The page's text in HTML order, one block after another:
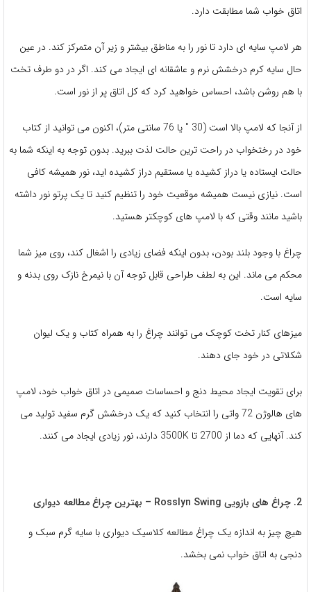
اتاق خواب شما مطابقت دارد.
هر لامپ سایه ای دارد تا نور را به مناطق بیشتر و زیر آن متمرکز کند. در عین
حال سایه کرم درخشش نرم و عاشقانه ای ایجاد می کند. اگر در دو طرف تخت
با هم روشن باشد، احساس خواهید کرد که کل اتاق پر از نور است.
از آنجا که لامپ بالا است (30 ″ یا 76 سانتی متر)، اکنون می توانید از کتاب
خود در رختخواب در راحت ترین حالت لذت ببرید. بدون توجه به اینکه شما به
حالت ایستاده یا دراز کشیده یا مستقیم دراز کشیده اید، نور همیشه کافی
است. نیازی نیست همیشه موقعیت خود را تنظیم کنید تا یک پرتو نور داشته
باشید مانند وقتی که با لامپ های کوچکتر هستید.
چراغ با وجود بلند بودن، بدون اینکه فضای زیادی را اشغال کند، روی میز شما
محکم می ماند. این به لطف طراحی قابل توجه آن با نیمرخ نازک روی بدنه و
سایه است.
میزهای کنار تخت کوچک می توانند چراغ را به همراه کتاب و یک لیوان
شکلاتی در خود جای دهند.
برای تقویت ایجاد محیط دنج و احساسات صمیمی در اتاق خواب خود، لامپ
های هالوژن 72 واتی را انتخاب کنید که یک درخشش گرم سفید تولید می
کند. آنهایی که دما از 2700 تا 3500K دارند، نور زیادی ایجاد می کنند.
2. چراغ های بازویی Rosslyn Swing – بهترین چراغ مطالعه دیواری
هیچ چیز به اندازه یک چراغ مطالعه کلاسیک دیواری با سایه گرم سبک و
دنجی به اتاق خواب نمی بخشد.